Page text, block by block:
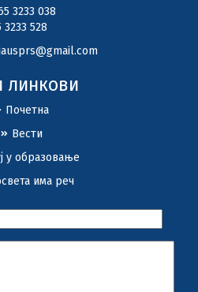
3233 038
3233 528
линкови
Почетна
Вести
у образовање
има реч